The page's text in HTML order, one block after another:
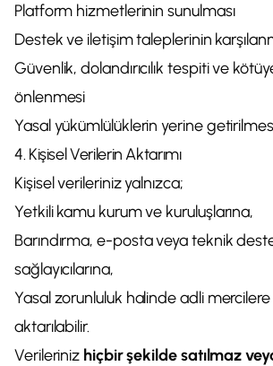
Platform hizmetlerinin sunulması
Destek ve iletişim taleplerinin
Güvenlik, dolandırıcılık tespiti ve
önlenmesi
Yasal yükümlülüklerin yerine
4. Kişisel Verilerin Aktarımı
Kişisel verileriniz yalnızca;
Yetkili kamu kurum ve kuruluşlarına,
Barındırma, e-posta veya teknik
sağlayıcılarına,
Yasal zorunluluk halinde adli mercilere
aktarılabilir.
Verileriniz hiçbir şekilde satılmaz